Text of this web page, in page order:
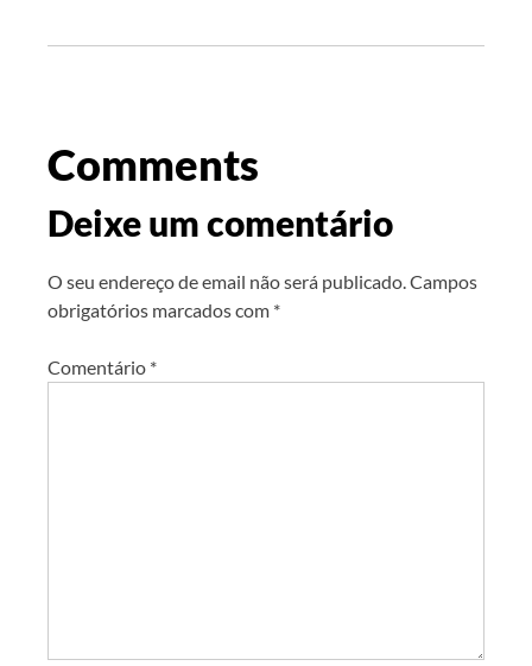
Comments
Deixe um comentário
O seu endereço de email não será publicado. Campos
obrigatórios marcados com *
Comentário *